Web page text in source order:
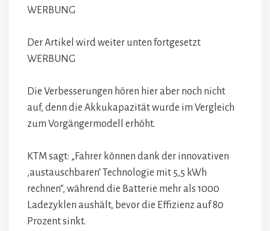
WERBUNG
Der Artikel wird weiter unten fortgesetzt
WERBUNG
Die Verbesserungen hören hier aber noch nicht
auf, denn die Akkukapazität wurde im Vergleich
zum Vorgängermodell erhöht.
KTM sagt: „Fahrer können dank der innovativen
‚austauschbaren‘ Technologie mit 5,5 kWh
rechnen“, während die Batterie mehr als 1000
Ladezyklen aushält, bevor die Effizienz auf 80
Prozent sinkt.